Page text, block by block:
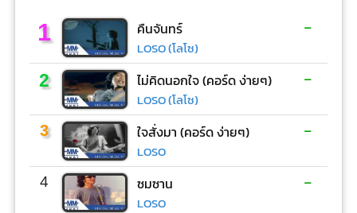
1 คืนจันทร์
LOSO (โลโซ)
-
2 ไม่คิดนอกใจ (คอร์ด ง่ายๆ)
LOSO (โลโซ)
-
3 ใจสั่งมา (คอร์ด ง่ายๆ)
LOSO
-
4 ซมซาน
LOSO
-